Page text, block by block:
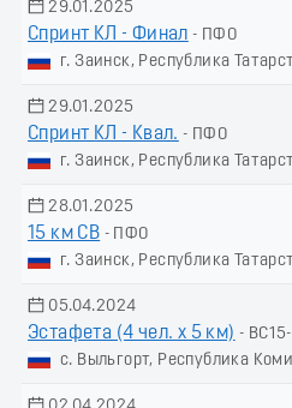
29.01.2025
Спринт КЛ - Финал - ПФО
г. Заинск, Республика
29.01.2025
Спринт КЛ - Квал. - ПФО
г. Заинск, Республика
28.01.2025
15 км СВ - ПФО
г. Заинск, Республика
05.04.2024
Эстафета (4 чел. х 5 км) -
с. Выльгорт, Республика Коми